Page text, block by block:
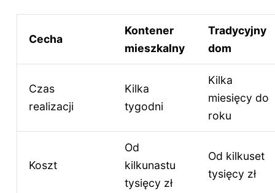
Cecha
Kontener
mieszkalny
Tradycyjny
dom
Czas
realizacji
Kilka
tygodni
Kilka
miesięcy do
roku
Koszt
Od
kilkunastu
tysięcy zł
Od kilkuset
tysięcy zł